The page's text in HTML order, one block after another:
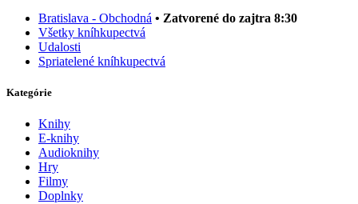
Bratislava - Obchodná • Zatvorené do zajtra 8:30
Všetky kníhkupectvá
Udalosti
Spriatelené kníhkupectvá
Kategórie
Knihy
E-knihy
Audioknihy
Hry
Filmy
Doplnky